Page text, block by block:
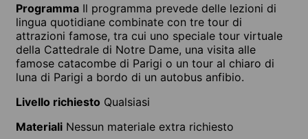
Programma Il programma prevede delle lezioni di
lingua quotidiane combinate con tre tour di
attrazioni famose, tra cui uno speciale tour virtuale
della Cattedrale di Notre Dame, una visita alle
famose catacombe di Parigi o un tour al chiaro di
luna di Parigi a bordo di un autobus anfibio.
Livello richiesto Qualsiasi
Materiali Nessun materiale extra richiesto